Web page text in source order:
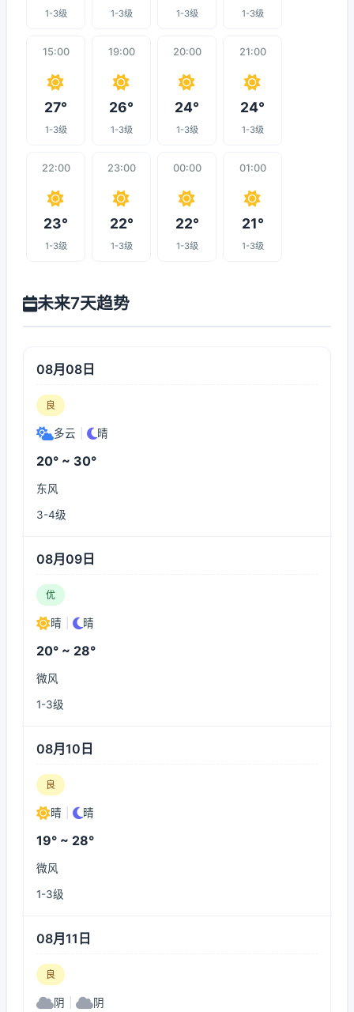
1-3级 1-3级 1-3级 1-3级
15:00
27°
1-3级
19:00
26°
1-3级
20:00
24°
1-3级
21:00
24°
1-3级
22:00
23°
1-3级
23:00
22°
1-3级
00:00
22°
1-3级
01:00
21°
1-3级
未来7天趋势
08月08日
良
多云 晴
20° ~ 30°
东风
3-4级
08月09日
优
晴 晴
20° ~ 28°
微风
1-3级
08月10日
良
晴 晴
19° ~ 28°
微风
1-3级
08月11日
良
阴 阴